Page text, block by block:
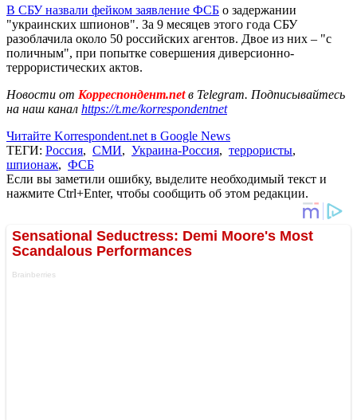
В СБУ назвали фейком заявление ФСБ о задержании
"украинских шпионов". За 9 месяцев этого года СБУ
разоблачила около 50 российских агентов. Двое из них – "с
поличным", при попытке совершения диверсионно-
террористических актов.
Новости от Корреспондент.netв Telegram. Подписывайтесь
на наш канал https://t.me/korrespondentnet
Читайте Korrespondent.net в Google News
ТЕГИ: Россия, СМИ, Украина-Россия, террористы,
шпионаж, ФСБ
Если вы заметили ошибку, выделите необходимый текст и
нажмите Ctrl+Enter, чтобы сообщить об этом редакции.